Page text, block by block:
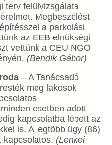
terv felülvizsgálata
Megbeszélést
a parkolási
az EEB elnökségi
vettünk a CEU NGO
(Bendik Gábor)
– A Tanácsadó
meg lakosok
esetben adott
kapcsolatba lépett az
is. A legtöbb ügy (86)
kapcsolatos. (Lenkei